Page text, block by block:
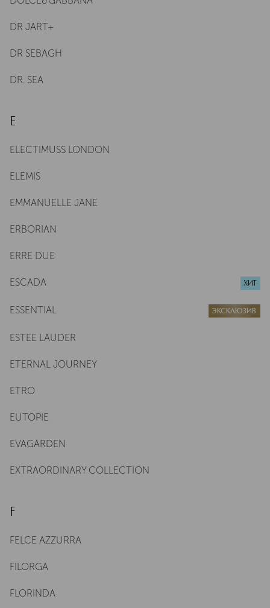
DR JART+
DR SEBAGH
DR. SEA
E
ELECTIMUSS LONDON
ELEMIS
EMMANUELLE JANE
ERBORIAN
ERRE DUE
ESCADA ХИТ
ESSENTIAL ЭКСКЛЮЗИВ
ESTEE LAUDER
ETERNAL JOURNEY
ETRO
EUTOPIE
EVAGARDEN
EXTRAORDINARY COLLECTION
F
FELCE AZZURRA
FILORGA
FLORINDA